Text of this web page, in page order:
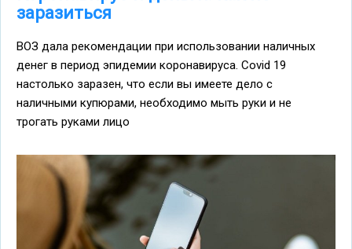
заразиться
ВОЗ дала рекомендации при использовании наличных
денег в период эпидемии коронавируса. Covid 19
настолько заразен, что если вы имеете дело с
наличными купюрами, необходимо мыть руки и не
трогать руками лицо